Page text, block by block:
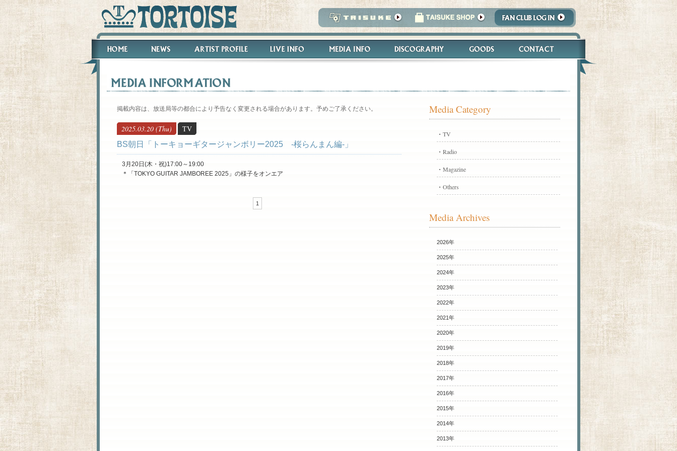
掲載内容は、放送局等の都合により予告なく変更される場合があります。予めご了承ください。
2025.03.20 (Thu) TV
BS朝日「トーキョーギタージャンボリー2025 -桜らんまん編-」
3月20日(木・祝)17:00～19:00
＊「TOKYO GUITAR JAMBOREE 2025」の様子をオンエア
1
Media Category
・ TV
・ Radio
・ Magazine
・ Others
Media Archives
2026年
2025年
2024年
2023年
2022年
2021年
2020年
2019年
2018年
2017年
2016年
2015年
2014年
2013年